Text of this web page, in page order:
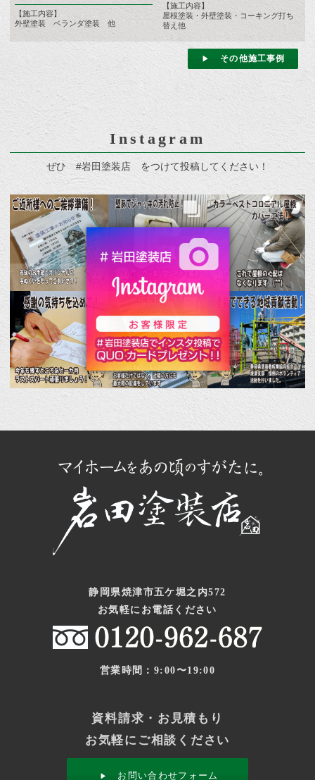
【施工内容】
外壁塗装 ベランダ塗装 他
【施工内容】
屋根塗装・外壁塗装・コーキング打ち
替え他
その他施工事例
Instagram
ぜひ #岩田塗装店 をつけて投稿してください！
静岡県焼津市五ケ堀之内572
お気軽にお電話ください
営業時間：9:00〜19:00
資料請求・お見積もり
お気軽にご相談ください
お問い合わせフォーム